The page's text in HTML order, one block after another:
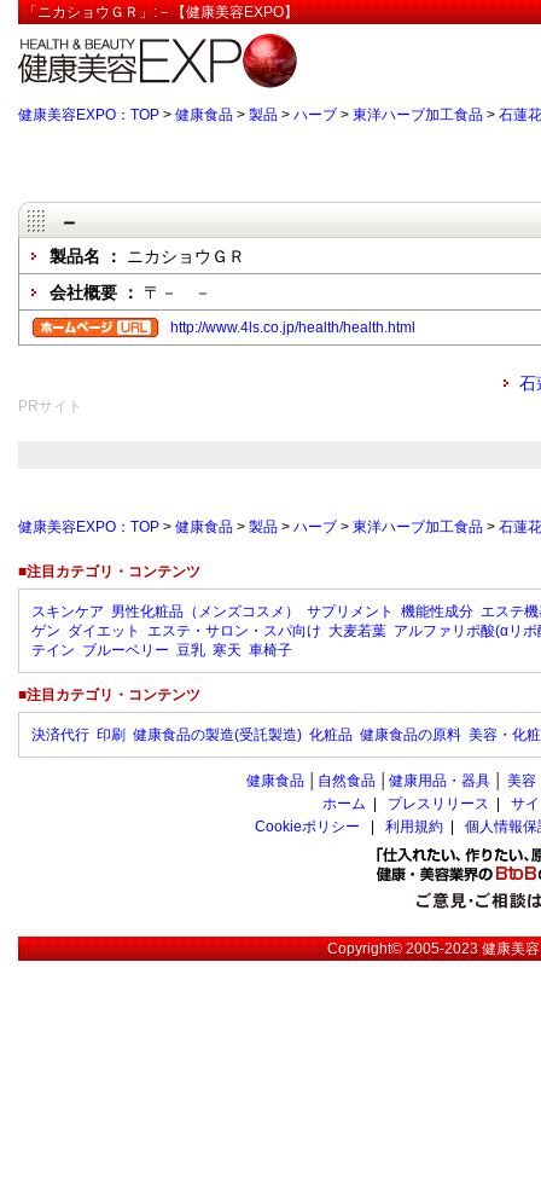
「ニカショウＧＲ」:－【健康美容EXPO】
健康美容EXPO：TOP > 健康食品 > 製品 > ハーブ > 東洋ハーブ加工食品 > 石蓮
－
製品名 ： ニカショウＧＲ
会社概要 ： 〒－ －
http://www.4ls.co.jp/health/health.html
石
PRサイト
健康美容EXPO：TOP > 健康食品 > 製品 > ハーブ > 東洋ハーブ加工食品 > 石蓮
■注目カテゴリ・コンテンツ
スキンケア 男性化粧品（メンズコスメ） サプリメント 機能性成分 エステ
ゲン ダイエット エステ・サロン・スパ向け 大麦若葉 アルファリポ酸(αリポ
テイン ブルーベリー 豆乳 寒天 車椅子
■注目カテゴリ・コンテンツ
決済代行 印刷 健康食品の製造(受託製造) 化粧品 健康食品の原料 美容・化
健康食品 自然食品 健康用品・器具 美容
ホーム
プレスリリース
サ
Cookieポリシー
利用規約 個人情報
Copyright© 2005-2023健康美